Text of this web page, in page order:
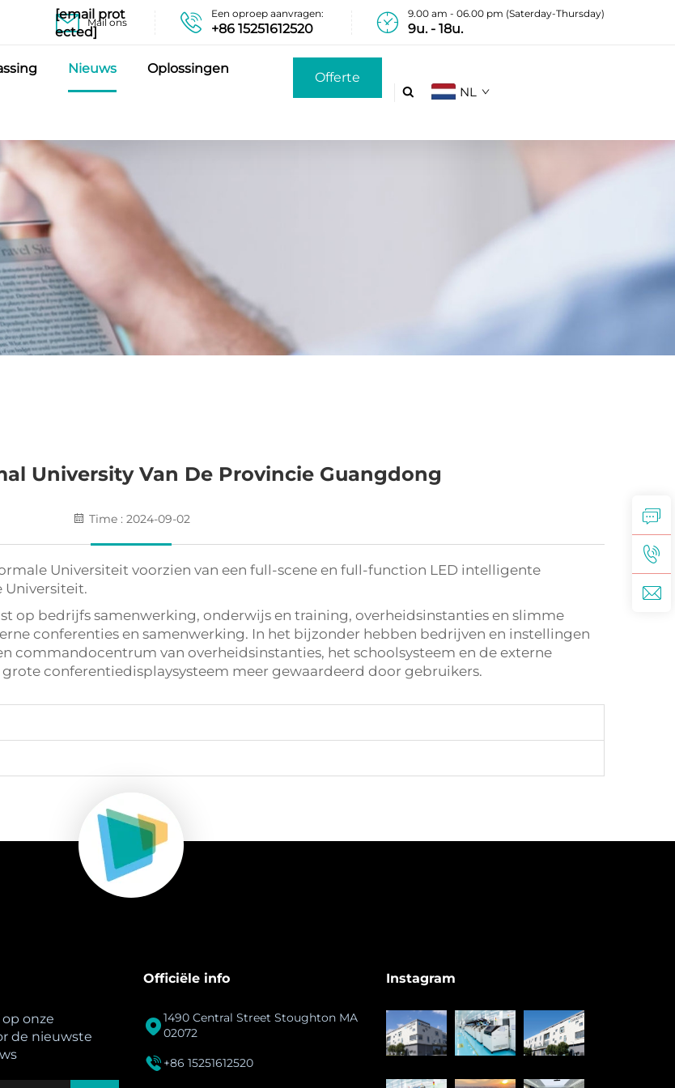
Mail ons
[email prot
ected]
Een oproep aanvragen:
+86 15251612520
9.00 am - 06.00 pm (Saterday-Thursday)
9u. - 18u.
Nieuws Oplossingen
Offerte
 NL
University Van De Provincie Guangdong
Time : 2024-09-02
Universiteit voorzien van een full-scene en full-function LED intelligente
Universiteit.
op bedrijfs samenwerking, onderwijs en training, overheidsinstanties en slimme
conferenties en samenwerking. In het bijzonder hebben bedrijven en instellingen
commandocentrum van overheidsinstanties, het schoolsysteem en de externe
conferentiedisplaysysteem meer gewaardeerd door gebruikers.
onze
de nieuwste
Officiële info
1490 Central Street Stoughton MA
02072
 +86 15251612520
Instagram